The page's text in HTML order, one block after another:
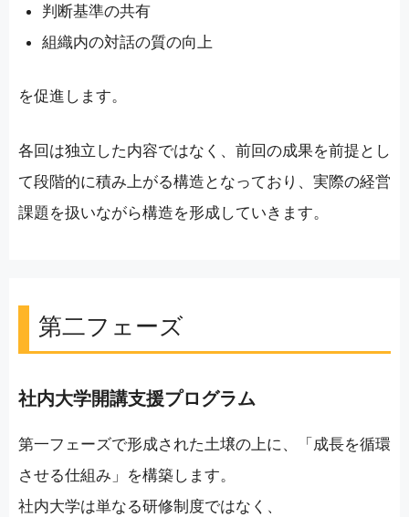
判断基準の共有
組織内の対話の質の向上
を促進します。
各回は独立した内容ではなく、前回の成果を前提とし
て段階的に積み上がる構造となっており、実際の経営
課題を扱いながら構造を形成していきます。
第二フェーズ
社内大学開講支援プログラム
第一フェーズで形成された土壌の上に、「成長を循環
させる仕組み」を構築します。
社内大学は単なる研修制度ではなく、